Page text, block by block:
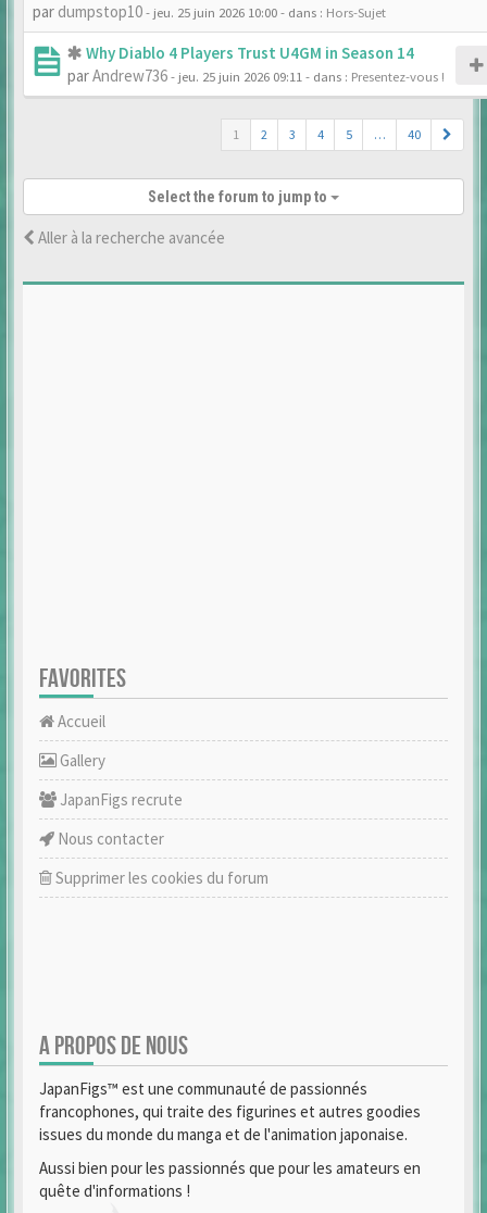
par dumpstop10- jeu. 25 juin 2026 10:00- dans : Hors-Sujet
Why Diablo 4 Players Trust U4GM in Season 14
parAndrew736- jeu. 25 juin 2026 09:11 - dans : Presentez-vous !
1 2 3 4 5 … 40
Select the forum to jump to
Aller à la recherche avancée
FAVORITES
Accueil
Gallery
JapanFigs recrute
Nous contacter
Supprimer les cookies du forum
A PROPOS DE NOUS
JapanFigs™ est une communauté de passionnés
francophones, qui traite des figurines et autres goodies
issues du monde du manga et de l'animation japonaise.
Aussi bien pour les passionnés que pour les amateurs en
quête d'informations !